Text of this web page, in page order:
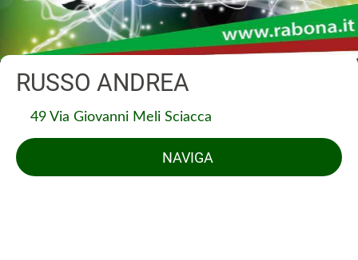
RUSSO ANDREA
49 Via Giovanni Meli Sciacca
NAVIGA